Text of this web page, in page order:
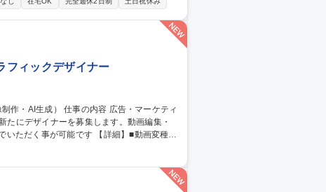
フィックデザイナー
たにデザイナーを募集します。動画編集・
能です 【詳細】■動画変種：
・構成調整、納品フォーマットへの書き出
プ [業務内容の変更の範囲：当社業務全般]